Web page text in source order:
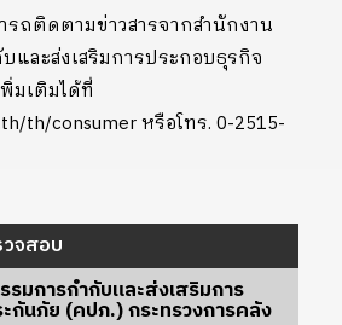
รถติดตามข่าวสารจากสำนักงาน
ละส่งเสริมการประกอบธุรกิจ
มเติมได้ที่
th/consumer หรือโทร. 0-2515-
จสอบ
มการกำกับและส่งเสริมการ
กันภัย (คปภ.) กระทรวงการคลัง